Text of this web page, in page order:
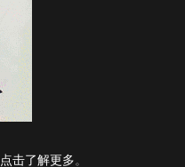
点击了解更多。